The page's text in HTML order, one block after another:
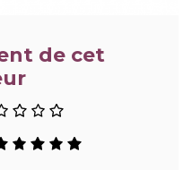
de cet
étoile